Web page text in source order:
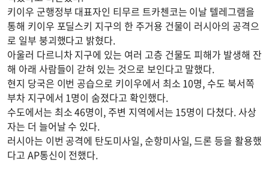
키이우 군행정부 대표자인 티무르 트카첸코는 이날 텔레그램을
통해 키이우 포딜스키 지구의 한 주거용 건물이 러시아의 공격으
로 일부 붕괴했다고 밝혔다.
아울러 다르니차 지구에 있는 여러 고층 건물도 피해가 발생해 잔
해 아래 사람들이 갇혀 있는 것으로 보인다고 말했다.
현지 당국은 이번 공습으로 키이우에서 최소 10명, 수도 북서쪽
부차 지구에서 1명이 숨졌다고 확인했다.
수도에서는 최소 46명이, 주변 지역에서는 15명이 다쳤다. 사상
자는 더 늘어날 수 있다.
러시아는 이번 공격에 탄도미사일, 순항미사일, 드론 등을 활용했
다고 AP통신이 전했다.